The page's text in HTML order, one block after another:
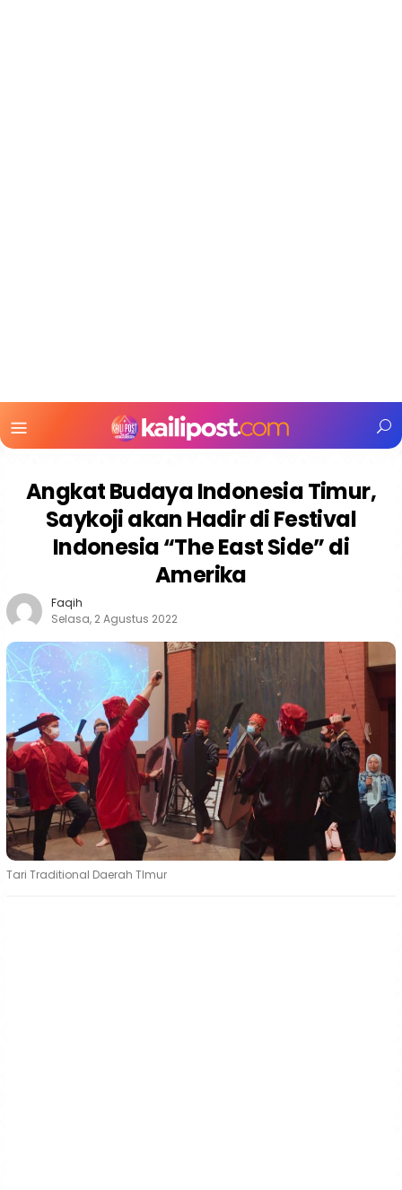
Mobile
Angkat Budaya Indonesia Timur,
Saykoji akan Hadir di Festival
Indonesia “The East Side” di
Amerika
Faqih
Selasa, 2 Agustus 2022
Tari Traditional Daerah TImur